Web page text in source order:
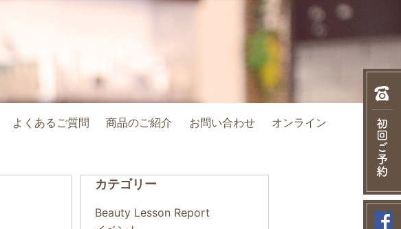
よくあるご質問 商品のご紹介 お問い合わせ オンライン
カテゴリー
Beauty Lesson Report